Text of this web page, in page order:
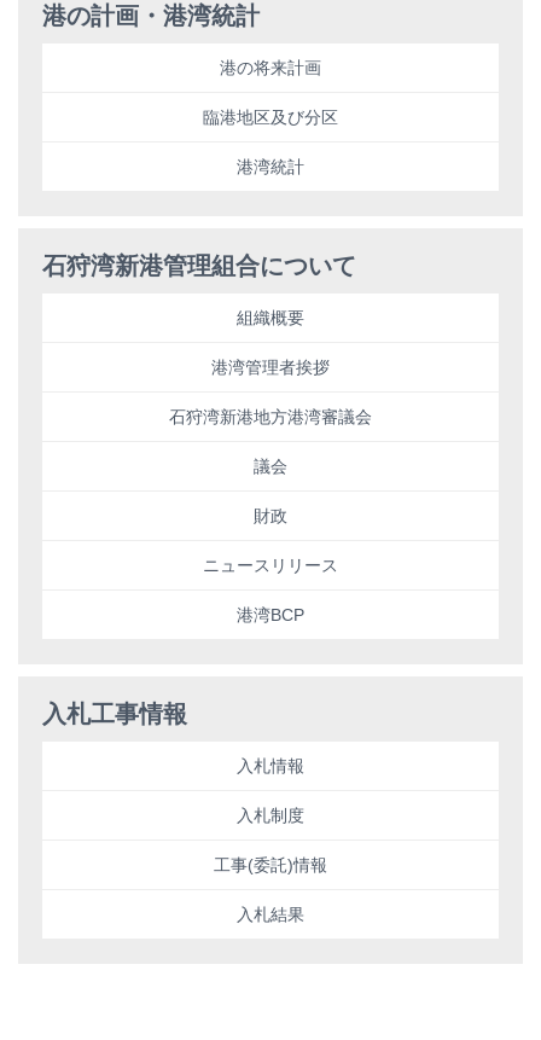
港の計画・港湾統計
港の将来計画
臨港地区及び分区
港湾統計
石狩湾新港管理組合について
組織概要
港湾管理者挨拶
石狩湾新港地方港湾審議会
議会
財政
ニュースリリース
港湾BCP
入札工事情報
入札情報
入札制度
工事(委託)情報
入札結果